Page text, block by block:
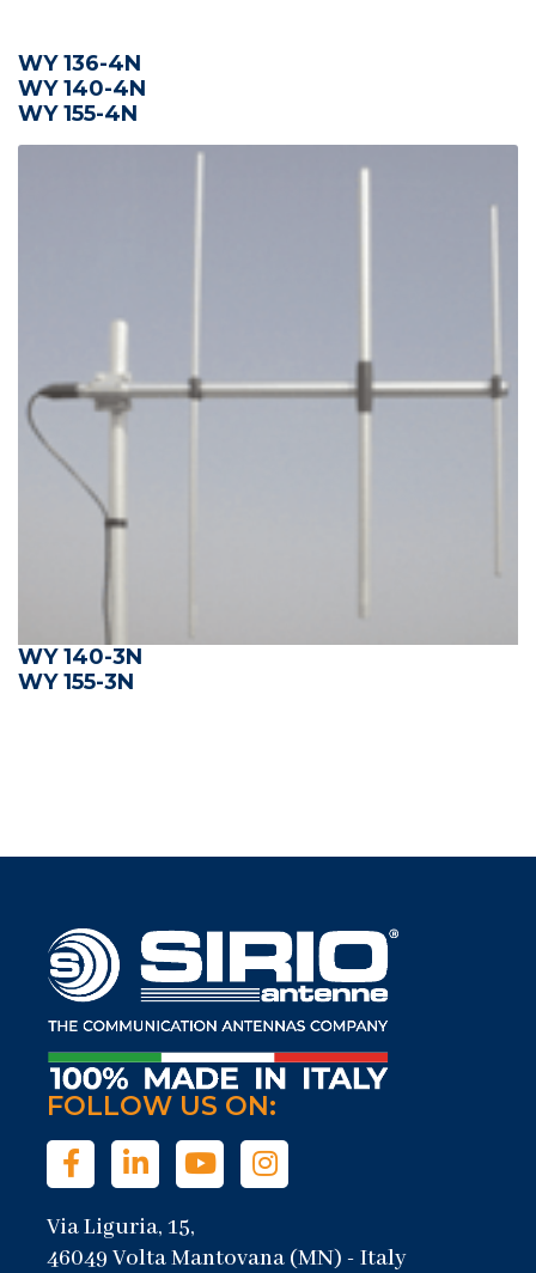
WY 136-4N
WY 140-4N
WY 155-4N
WY 140-3N
WY 155-3N
FOLLOW US ON:
Via Liguria, 15,
46049 Volta Mantovana (MN) - Italy